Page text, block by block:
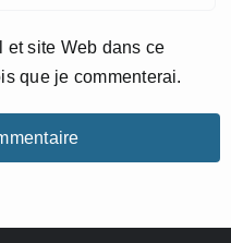
et site Web dans ce
que je commenterai.